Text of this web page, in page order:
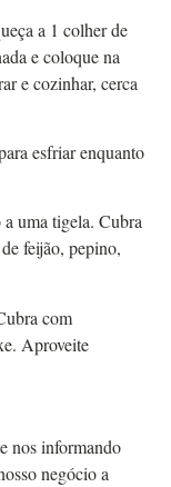
a 1 colher de
e coloque na
e cozinhar, cerca
esfriar enquanto
uma tigela. Cubra
feijão, pepino,
com
Aproveite
nos informando
negócio a